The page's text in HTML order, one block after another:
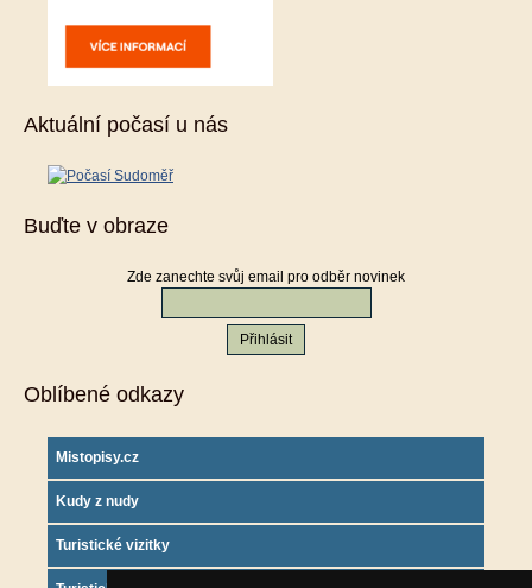
Aktuální počasí u nás
Buďte v obraze
Zde zanechte svůj email pro odběr novinek
Oblíbené odkazy
Mistopisy.cz
Kudy z nudy
Turistické vizitky